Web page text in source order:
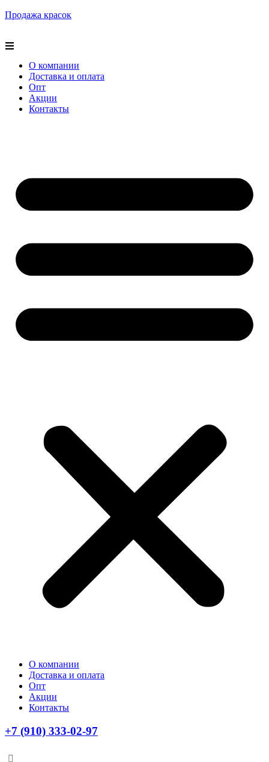
Продажа красок
О компании
Доставка и оплата
Опт
Акции
Контакты
О компании
Доставка и оплата
Опт
Акции
Контакты
+7 (910) 333-02-97